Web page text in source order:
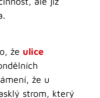
že ulice
že u
strom, který